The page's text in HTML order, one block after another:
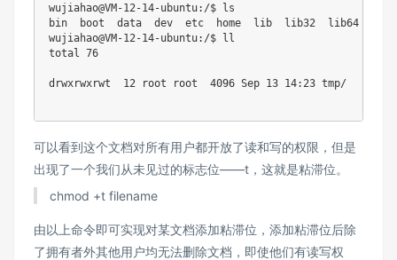
wujiahao@VM-12-14-ubuntu:/$ ls
bin  boot  data  dev  etc  home  lib  lib32  lib64
wujiahao@VM-12-14-ubuntu:/$ ll
total 76
drwxrwxrwt  12 root root  4096 Sep 13 14:23 tmp/
可以看到这个文档对所有用户都开放了读和写的权限，但是
出现了一个我们从未见过的标志位——t，这就是粘滞位。
chmod +t filename
由以上命令即可实现对某文档添加粘滞位，添加粘滞位后除
了拥有者外其他用户均无法删除文档，即使他们有读写权